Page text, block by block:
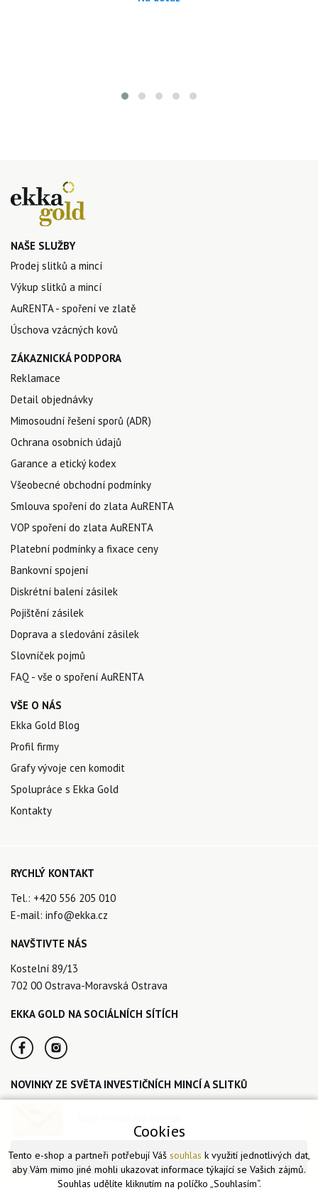
NAŠE SLUŽBY
Prodej slitků a mincí
Výkup slitků a mincí
AuRENTA - spoření ve zlatě
Úschova vzácných kovů
ZÁKAZNICKÁ PODPORA
Reklamace
Detail objednávky
Mimosoudní řešení sporů (ADR)
Ochrana osobních údajů
Garance a etický kodex
Všeobecné obchodní podmínky
Smlouva spoření do zlata AuRENTA
VOP spoření do zlata AuRENTA
Platební podmínky a fixace ceny
Bankovní spojení
Diskrétní balení zásilek
Pojištění zásilek
Doprava a sledování zásilek
Slovníček pojmů
FAQ - vše o spoření AuRENTA
VŠE O NÁS
Ekka Gold Blog
Profil firmy
Grafy vývoje cen komodit
Spolupráce s Ekka Gold
Kontakty
RYCHLÝ KONTAKT
Tel.: +420 556 205 010
E-mail: info@ekka.cz
NAVŠTIVTE NÁS
Kostelní 89/13
702 00 Ostrava-Moravská Ostrava
EKKA GOLD NA SOCIÁLNÍCH SÍTÍCH
NOVINKY ZE SVĚTA INVESTIČNÍCH MINCÍ A SLITKŮ
CHCI ODEBÍRAT NOVINKY
Cookies
Tento e-shop a partneři potřebují Váš souhlas k využití jednotlivých dat,
aby Vám mimo jiné mohli ukazovat informace týkající se Vašich zájmů.
Souhlas udělíte kliknutím na políčko „Souhlasím“.